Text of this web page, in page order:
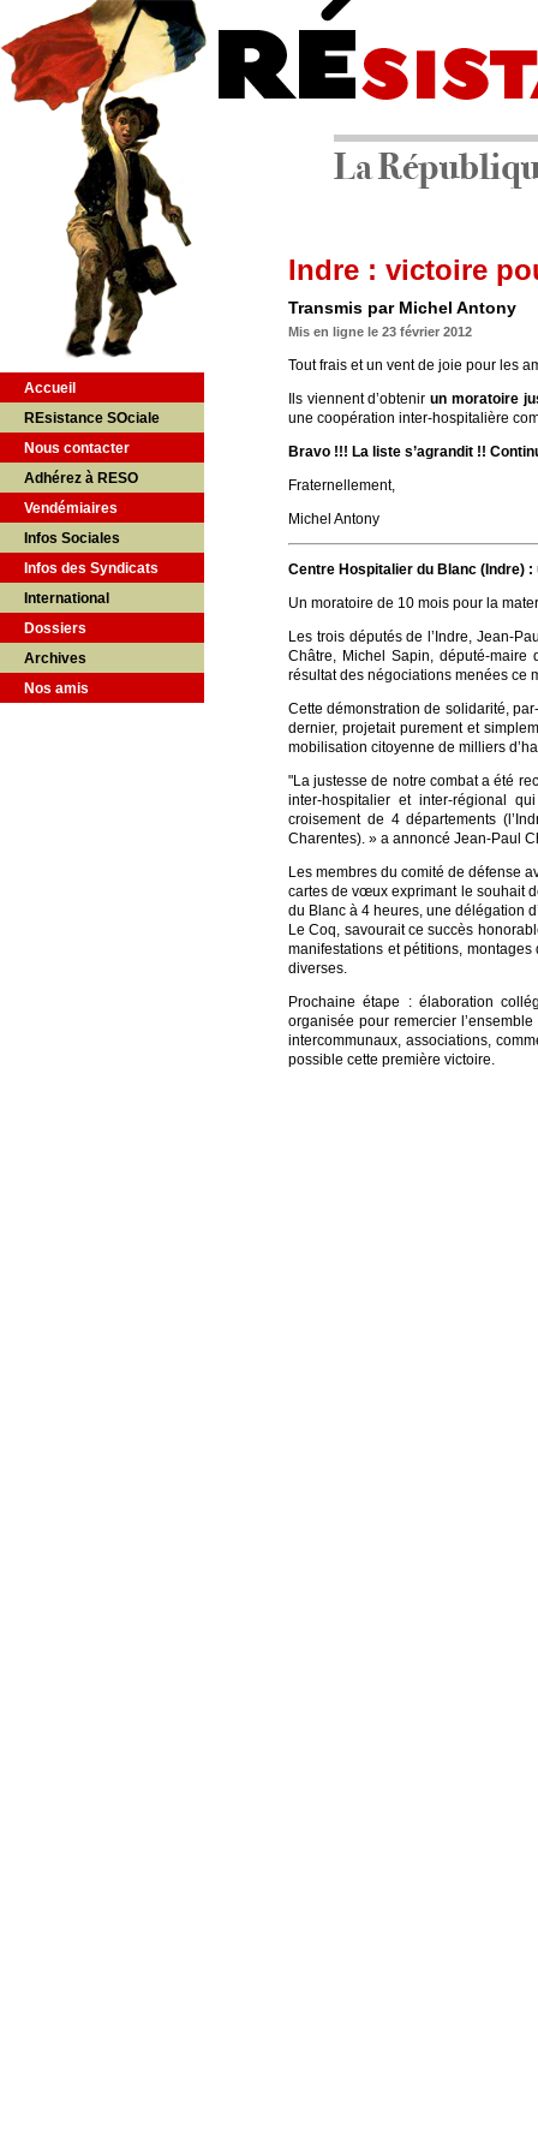
Accueil
REsistance SOciale
Nous contacter
Adhérez à RESO
Vendémiaires
Infos Sociales
Infos des Syndicats
International
Dossiers
Archives
Nos amis
Indre : victoire
Transmis par Michel Antony
Mis en ligne le 23 février 2012
Tout frais et un vent de joie pour les
Ils viennent d’obtenirun moratoire
une coopération inter-hospitalière
Bravo !!! La liste s’agrandit !!
Fraternellement,
Michel Antony
Centre Hospitalier du Blanc (Indre)
Un moratoire de 10 mois pour la
Les trois députés de l’Indre, Jean-
Châtre, Michel Sapin, député-maire
résultat des négociations menées ce
Cette démonstration de solidarité,
dernier, projetait purement et
mobilisation citoyenne de milliers
"La justesse de notre combat a été
inter-hospitalier et inter-régional
croisement de 4 départements
Charentes). » a annoncé Jean-Paul
Les membres du comité de défense
cartes de vœux exprimant le souhait
du Blanc à 4 heures, une délégation
Le Coq, savourait ce succès
manifestations et pétitions,
diverses.
Prochaine étape : élaboration
organisée pour remercier
intercommunaux, associations,
possible cette première victoire.